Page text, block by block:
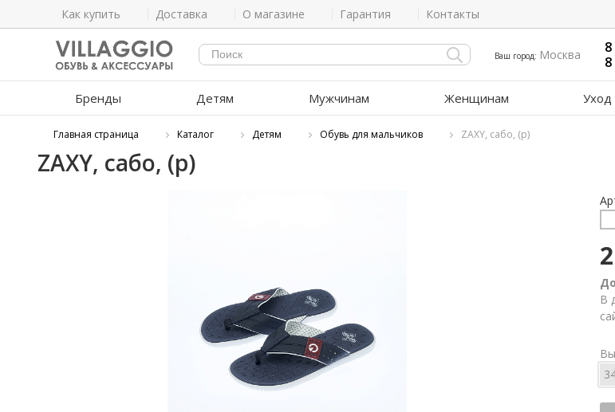
Как купить Доставка О магазине Гарантия Контакты
Ваш город: Москва
Бренды Детям Мужчинам Женщинам Уход
Главная страница Каталог Детям Обувь для мальчиков ZAXY, сабо, (р)
ZAXY, сабо, (р)
В